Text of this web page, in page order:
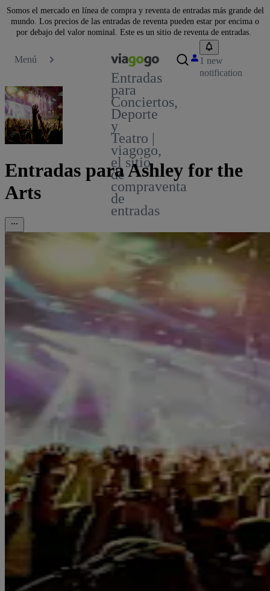
Somos el mercado en línea de compra y reventa de entradas más grande del
mundo. Los precios de las entradas de reventa pueden estar por encima o
por debajo del valor nominal. Este es un sitio de reventa de entradas.
Menú
Entradas
para
Conciertos,
Deporte
y
Teatro |
viagogo,
el sitio
de
compraventa
de
entradas
1 new
notification
Entradas para Ashley for the
Arts